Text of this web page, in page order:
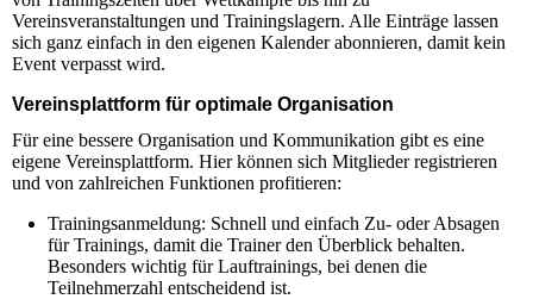
Vereinsveranstaltungen und Trainingslagern. Alle Einträge lassen
sich ganz einfach in den eigenen Kalender abonnieren, damit kein
Event verpasst wird.
Vereinsplattform für optimale Organisation
Für eine bessere Organisation und Kommunikation gibt es eine
eigene Vereinsplattform. Hier können sich Mitglieder registrieren
und von zahlreichen Funktionen profitieren:
Trainingsanmeldung: Schnell und einfach Zu- oder Absagen
für Trainings, damit die Trainer den Überblick behalten.
Besonders wichtig für Lauftrainings, bei denen die
Teilnehmerzahl entscheidend ist.